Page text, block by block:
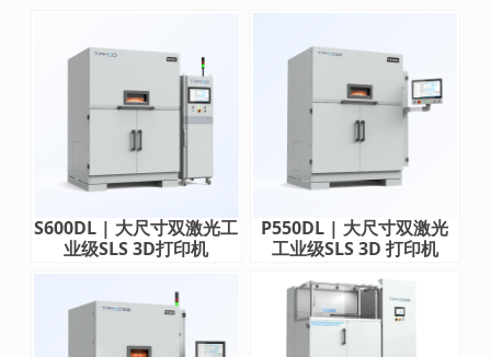
S600DL | 大尺寸双激光工
业级SLS 3D打印机
P550DL | 大尺寸双激光
工业级SLS 3D 打印机